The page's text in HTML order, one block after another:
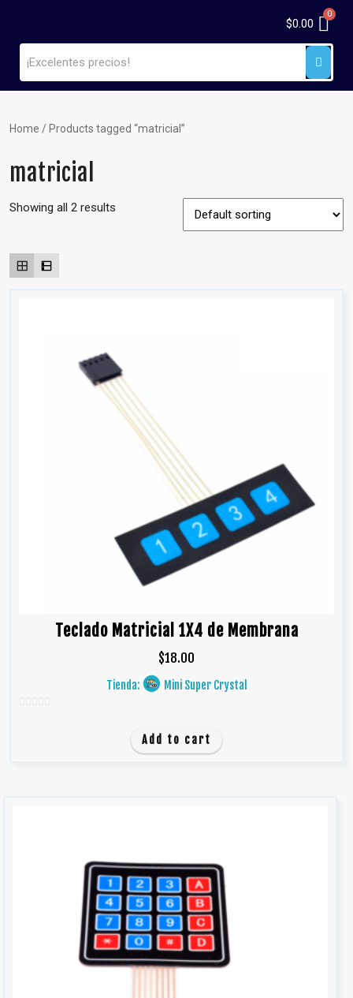
$0.00
Home / Products tagged “matricial”
matricial
Showing all 2 results
Teclado Matricial 1X4 de Membrana
$18.00
Tienda: Mini Super Crystal
Add to cart